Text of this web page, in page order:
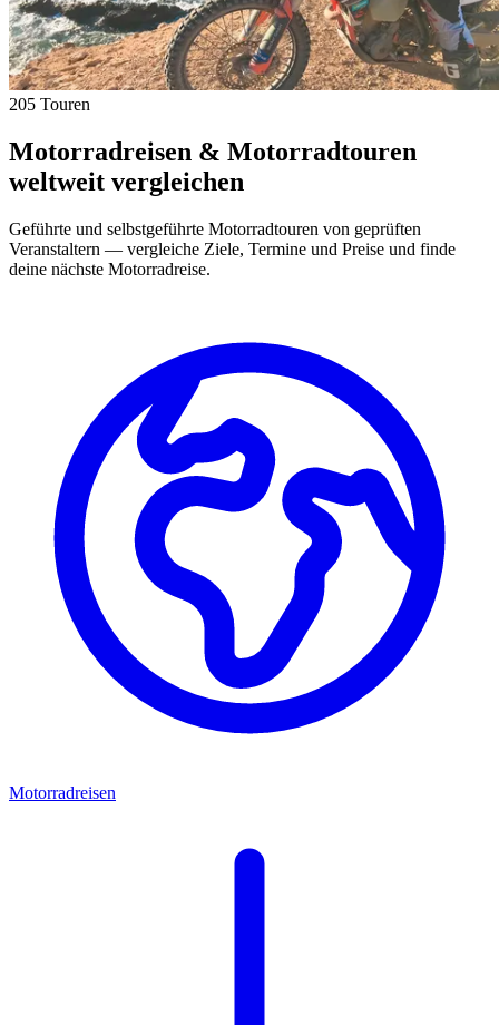
205 Touren
Motorradreisen & Motorradtouren
weltweit vergleichen
Geführte und selbstgeführte Motorradtouren von geprüften
Veranstaltern — vergleiche Ziele, Termine und Preise und finde
deine nächste Motorradreise.
Motorradreisen